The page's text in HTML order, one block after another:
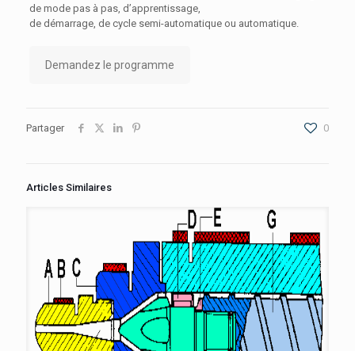
de mode pas à pas, d’apprentissage,
de démarrage, de cycle semi-automatique ou automatique.
Demandez le programme
Partager 0
Articles Similaires